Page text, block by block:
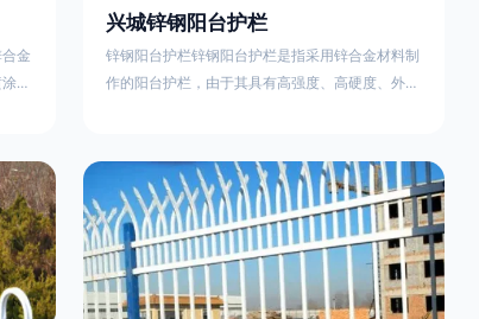
金
处
专
如
不
兴城锌钢阳台护栏
锌钢阳台护栏锌钢阳台护栏是指采用锌合金材料制
作的阳台护栏，由于其具有高强度、高硬度、外观
栏锌钢百叶窗锌钢防盗窗锌钢防护栏锌钢配件组合
锌钢组装护栏组装防盗窗组装防护栏组装锌合金组
装。传统的阳台护栏使用铁条材料，需要借助电焊
等工艺技术，而且质地较软、容易生锈、色彩单
一。锌钢阳台护栏的安装方法因情况而异，但是一
般采